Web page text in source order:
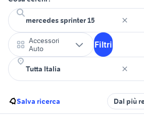
Accessori
Auto
Filtri
Salva ricerca Dal più